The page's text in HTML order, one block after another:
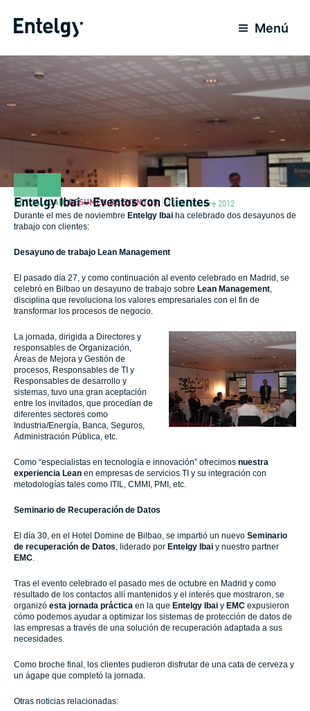
Menú
ACTUALIDAD,RESUMEN DE EVENTOS 13 Diciembre 2012
Entelgy Ibai – Eventos con Clientes
Durante el mes de noviembre Entelgy Ibai ha celebrado dos desayunos de
trabajo con clientes:
Desayuno de trabajo Lean Management
El pasado día 27, y como continuación al evento celebrado en Madrid, se
celebró en Bilbao un desayuno de trabajo sobre Lean Management,
disciplina que revoluciona los valores empresariales con el fin de
transformar los procesos de negocio.
La jornada, dirigida a Directores y
responsables de Organización,
Áreas de Mejora y Gestión de
procesos, Responsables de TI y
Responsables de desarrollo y
sistemas, tuvo una gran aceptación
entre los invitados, que procedían de
diferentes sectores como
Industria/Energía, Banca, Seguros,
Administración Pública, etc.
Como “especialistas en tecnología e innovación” ofrecimos nuestra
experiencia Lean en empresas de servicios TI y su integración con
metodologías tales como ITIL, CMMI, PMI, etc.
Seminario de Recuperación de Datos
El día 30, en el Hotel Domine de Bilbao, se impartió un nuevo Seminario
de recuperación de Datos, liderado por Entelgy Ibai y nuestro partner
EMC.
Tras el evento celebrado el pasado mes de octubre en Madrid y como
resultado de los contactos allí mantenidos y el interés que mostraron, se
organizó esta jornada práctica en la que Entelgy Ibai y EMC expusieron
cómo podemos ayudar a optimizar los sistemas de protección de datos de
las empresas a través de una solución de recuperación adaptada a sus
necesidades.
Como broche final, los clientes pudieron disfrutar de una cata de cerveza y
un ágape que completó la jornada.
Otras noticias relacionadas: